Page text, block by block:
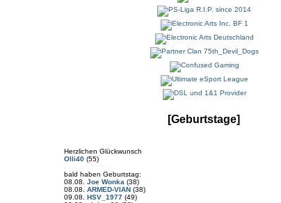
[Geburtstage]
Herzlichen Glückwunsch
Olli40 (55)
bald haben Geburtstag:
08.08. Joe Wonka (38)
08.08. ARMED-VIAN (38)
09.08. HSV_1977 (49)